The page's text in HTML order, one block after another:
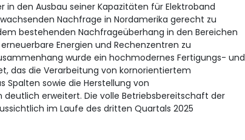
in den Ausbau seiner Kapazitäten für Elektroband
Nachfrage in Nordamerika gerecht zu
bestehenden Nachfrageüberhang in den Bereichen
Energien und Rechenzentren zu
wurde ein hochmodernes Fertigungs- und
das die Verarbeitung von kornorientiertem
Spalten sowie die Herstellung von
erweitert. Die volle Betriebsbereitschaft der
im Laufe des dritten Quartals 2025